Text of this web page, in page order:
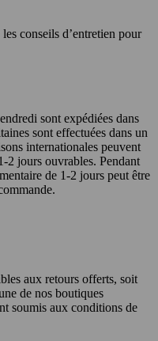
conseils d’entretien pour
sont expédiées dans
sont effectuées dans un
internationales peuvent
2 jours ouvrables. Pendant
de 1-2 jours peut être
aux retours offerts, soit
de nos boutiques
soumis aux conditions de